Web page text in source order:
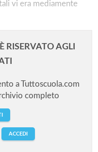
vi era mediamente
RISERVATO AGLI
a Tuttoscuola.com
completo
ACCEDI